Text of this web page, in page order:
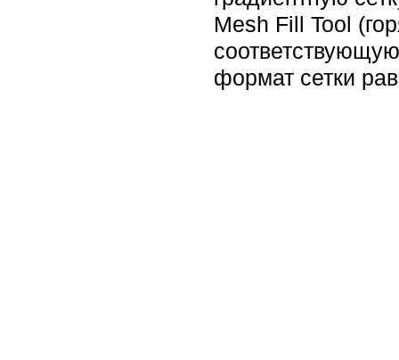
Mesh Fill Tool
формат сетки